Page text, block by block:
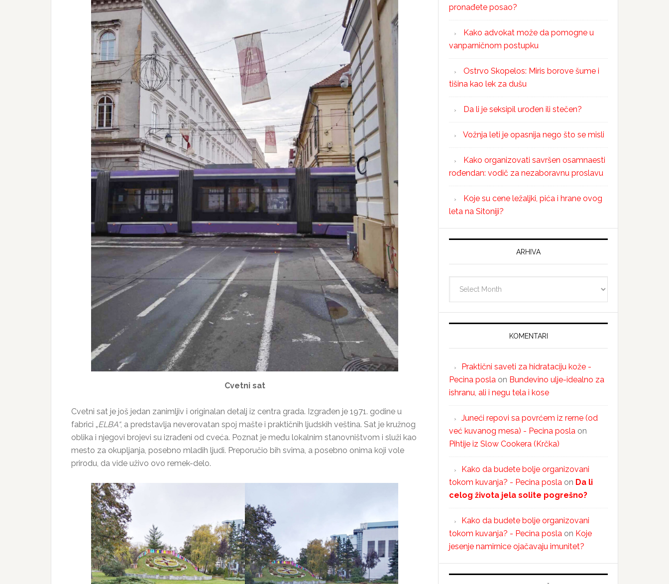
Cvetni sat
Cvetni sat je još jedan zanimljiv i originalan detalj iz centra grada. Izgrađen je 1971. godine u
fabrici „ELBA“, a predstavlja neverovatan spoj mašte i praktičnih ljudskih veština. Sat je kružnog
oblika i njegovi brojevi su izrađeni od cveća. Poznat je među lokalnim stanovništvom i služi kao
mesto za okupljanja, posebno mladih ljudi. Preporučio bih svima, a posebno onima koji vole
prirodu, da vide uživo ovo remek-delo.
pronađete posao?
Kako advokat može da pomogne u
vanparničnom postupku
Ostrvo Skopelos: Miris borove šume i
tišina kao lek za dušu
Da li je seksipil urođen ili stečen?
Vožnja leti je opasnija nego što se misli
Kako organizovati savršen osamnaesti
rođendan: vodič za nezaboravnu proslavu
Koje su cene ležaljki, pića i hrane ovog
leta na Sitoniji?
ARHIVA
KOMENTARI
Praktični saveti za hidrataciju kože -
Pecina posla on Bundevino ulje-idealno za
ishranu, ali i negu tela i kose
Juneći repovi sa povrćem iz rerne (od
već kuvanog mesa) - Pecina posla on
Pihtije iz Slow Cookera (Krčka)
Kako da budete bolje organizovani
tokom kuvanja? - Pecina posla on Da li
celog života jela solite pogrešno?
Kako da budete bolje organizovani
tokom kuvanja? - Pecina posla on Koje
jesenje namirnice ojačavaju imunitet?